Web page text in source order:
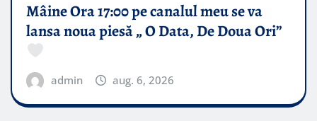
Mâine Ora 17:00 pe canalul meu se va
lansa noua piesă „ O Data, De Doua Ori”
admin aug. 6, 2026